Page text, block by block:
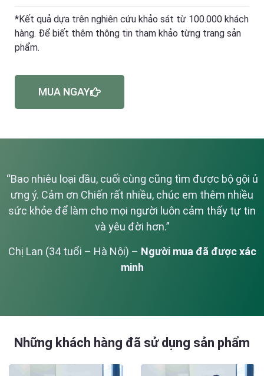
*Kết quả dựa trên nghiên cứu khảo sát từ 100.000 khách
hàng. Để biết thêm thông tin tham khảo từng trang sản
phẩm.
MUA NGAY
“Bao nhiêu loại dầu, cuối cùng cũng tìm được bộ gội ủ
ưng ý. Cảm ơn Chiến rất nhiều, chúc em thêm nhiều
sức khỏe để làm cho mọi người luôn cảm thấy tự tin
và yêu đời hơn.”
Chị Lan (34 tuổi – Hà Nội) – Người mua đã được xác
minh
Những khách hàng đã sử dụng sản phẩm